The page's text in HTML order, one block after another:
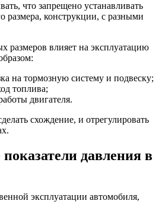
что запрещено устанавливать
размера, конструкции, с разными
размеров влияет на эксплуатацию
на тормозную систему и подвеску;
топлива;
двигателя.
схождение, и отрегулировать
давления в
эксплуатации автомобиля,